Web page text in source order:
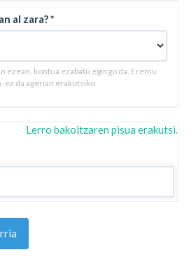
al zara?*
ezean, kontua ezabatu egingo da. Eremu
ez da agerian erakutsiko.
Lerro bakoitzaren pisua erakutsi.